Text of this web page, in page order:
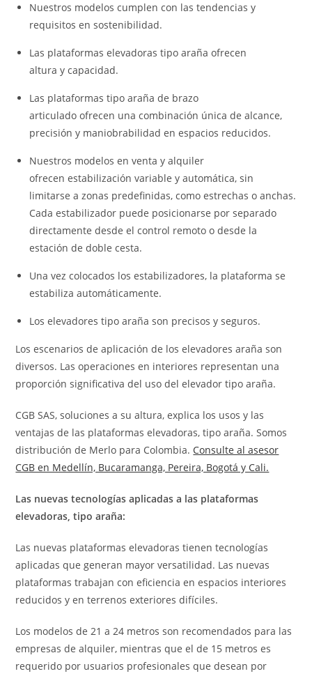
Nuestros modelos cumplen con las tendencias y
requisitos en sostenibilidad.
Las plataformas elevadoras tipo araña ofrecen
altura y capacidad.
Las plataformas tipo araña de brazo
articulado ofrecen una combinación única de alcance,
precisión y maniobrabilidad en espacios reducidos.
Nuestros modelos en venta y alquiler
ofrecen estabilización variable y automática, sin
limitarse a zonas predefinidas, como estrechas o anchas.
Cada estabilizador puede posicionarse por separado
directamente desde el control remoto o desde la
estación de doble cesta.
Una vez colocados los estabilizadores, la plataforma se
estabiliza automáticamente.
Los elevadores tipo araña son precisos y seguros.
Los escenarios de aplicación de los elevadores araña son
diversos. Las operaciones en interiores representan una
proporción significativa del uso del elevador tipo araña.
CGB SAS, soluciones a su altura, explica los usos y las
ventajas de las plataformas elevadoras, tipo araña. Somos
distribución de Merlo para Colombia. Consulte al asesor
CGB en Medellín, Bucaramanga, Pereira, Bogotá y Cali.
Las nuevas tecnologías aplicadas a las plataformas
elevadoras, tipo araña:
Las nuevas plataformas elevadoras tienen tecnologías
aplicadas que generan mayor versatilidad. Las nuevas
plataformas trabajan con eficiencia en espacios interiores
reducidos y en terrenos exteriores difíciles.
Los modelos de 21 a 24 metros son recomendados para las
empresas de alquiler, mientras que el de 15 metros es
requerido por usuarios profesionales que desean por